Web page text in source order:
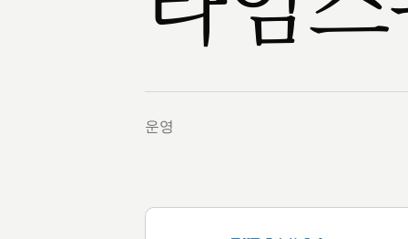
운영